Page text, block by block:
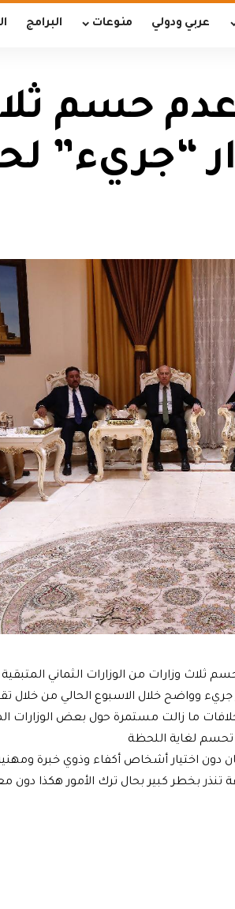
عربي ودولي منوعات البرامج
عدم حسم
“جريء”
وزارات من الوزارات الثماني المتبقية
وواضح خلال الاسبوع الحالي من خلال
ما زالت مستمرة حول بعض الوزارات
تحسم لغاية اللحظة
دون اختيار أشخاص أكفاء وذوي خبرة
بخطر كبير بحال ترك الأمور هكذا دون